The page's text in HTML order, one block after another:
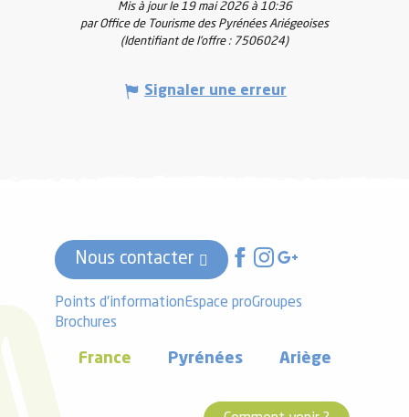
Mis à jour le 19 mai 2026 à 10:36
par Office de Tourisme des Pyrénées Ariégeoises
(Identifiant de l'offre : 7506024)
Signaler une erreur
Nous contacter
Points d'informationEspace proGroupes
Brochures
France Pyrénées Ariège